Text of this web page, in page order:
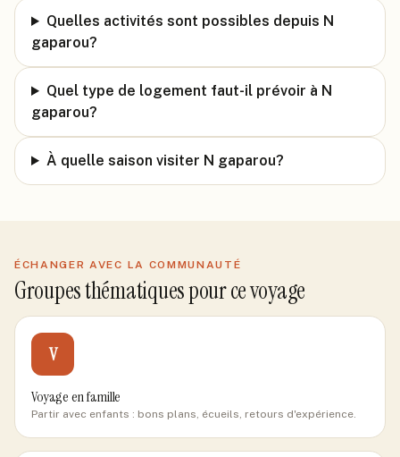
Quelles activités sont possibles depuis N
gaparou?
Quel type de logement faut-il prévoir à N
gaparou?
À quelle saison visiter N gaparou?
ÉCHANGER AVEC LA COMMUNAUTÉ
Groupes thématiques pour ce voyage
V
Voyage en famille
Partir avec enfants : bons plans, écueils, retours d'expérience.